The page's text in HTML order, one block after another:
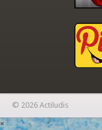
© 2026 Actiludis
×